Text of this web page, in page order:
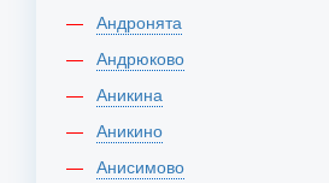
Андронята
Андрюково
Аникина
Аникино
Анисимово